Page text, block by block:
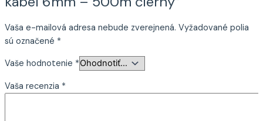
Vaša e-mailová adresa nebude zverejnená. Vyžadované polia
sú označené *
Vaše hodnotenie *
Vaša recenzia *